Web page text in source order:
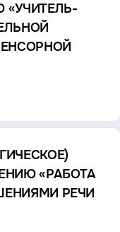
«РАБОТА
РЕЧИ